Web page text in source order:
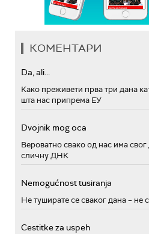
КОМЕНТАРИ
Da, ali...
Како преживети прва три дана
шта нас припрема ЕУ
Dvojnik mog oca
Вероватно свако од нас има свог
сличну ДНК
Nemogućnost tusiranja
Не туширате се сваког дана – не
Cestitke za uspeh